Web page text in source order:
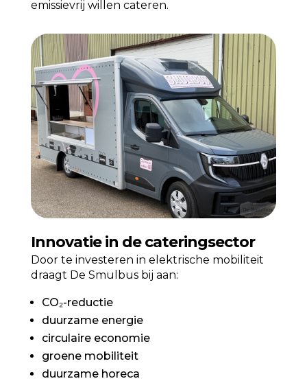
emissievrij willen cateren.
Innovatie in de cateringsector
Door te investeren in elektrische mobiliteit
draagt De Smulbus bij aan:
CO₂-reductie
duurzame energie
circulaire economie
groene mobiliteit
duurzame horeca